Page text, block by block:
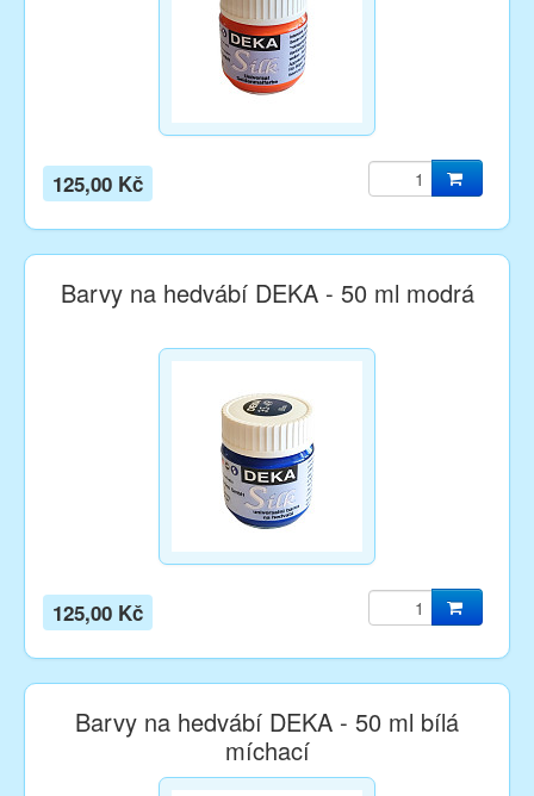
125,00 Kč
Barvy na hedvábí DEKA - 50 ml modrá
125,00 Kč
Barvy na hedvábí DEKA - 50 ml bílá
míchací